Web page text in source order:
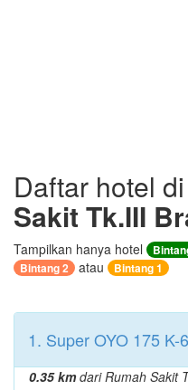
Daftar hotel
Sakit Tk.III
Tampilkan hanya hotel
Bintang 2
atau Bintang 1
1. Super OYO 175 K-
0.35 kmdari Rumah Sakit